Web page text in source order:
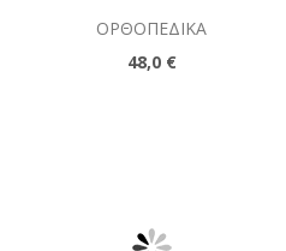
ΟΡΘΟΠΕΔΙΚΆ
48,0 €